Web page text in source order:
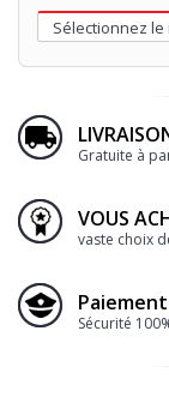
Gratuite à
VOUS
vaste choix
Sécurité